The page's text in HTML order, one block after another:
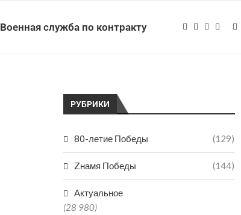
Военная служба по контракту
РУБРИКИ
80-летие Победы (129)
Zнамя Победы (144)
Актуальное
(28 980)